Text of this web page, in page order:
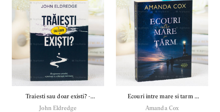
Traiesti sau doar existi? -
John Eldredge
John Eldredge
Ecouri intre mare si tarm -
Amanda Cox
Amanda Cox